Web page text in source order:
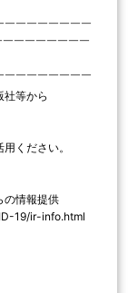
￣￣￣￣￣￣￣￣
￣￣￣￣￣￣￣
￣￣￣￣￣￣￣￣
社等から
ください。
の情報提供
19/ir-info.html